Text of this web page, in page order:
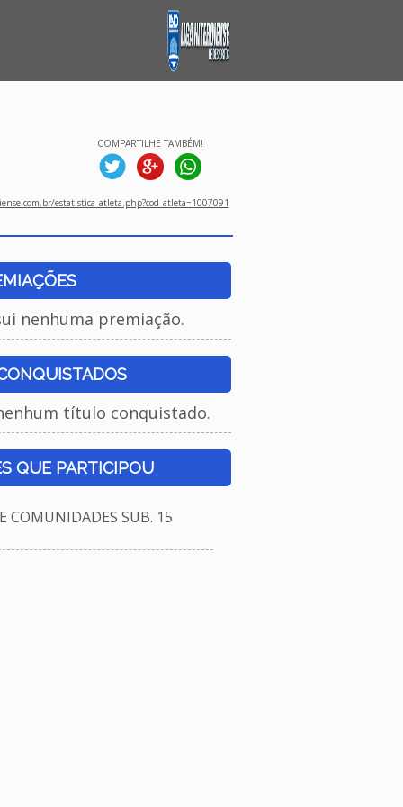
COMPARTILHE TAMBÉM!
estatistica_atleta.php?cod_atleta=1007091
nenhuma premiação.
título conquistado.
QUE PARTICIPOU
COMUNIDADES SUB. 15